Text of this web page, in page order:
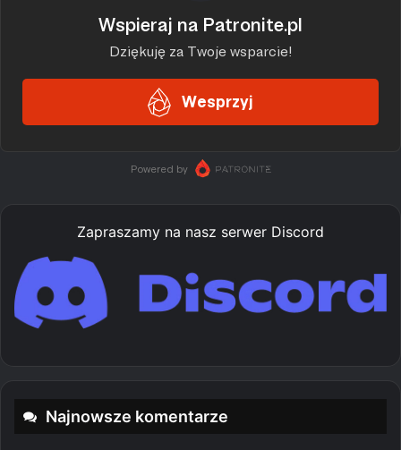
Zapraszamy na nasz serwer Discord
Najnowsze komentarze